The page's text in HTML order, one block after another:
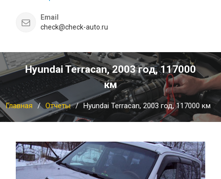
Email
check@check-auto.ru
Hyundai Terracan, 2003 год, 117000
км
Главная Отчеты Hyundai Terracan, 2003 год, 117000 км